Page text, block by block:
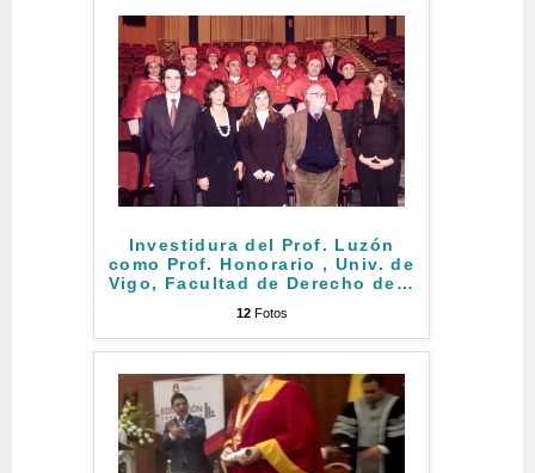
Investidura del Prof. Luzón
como Prof. Honorario , Univ. de
Vigo, Facultad de Derecho de…
12Fotos